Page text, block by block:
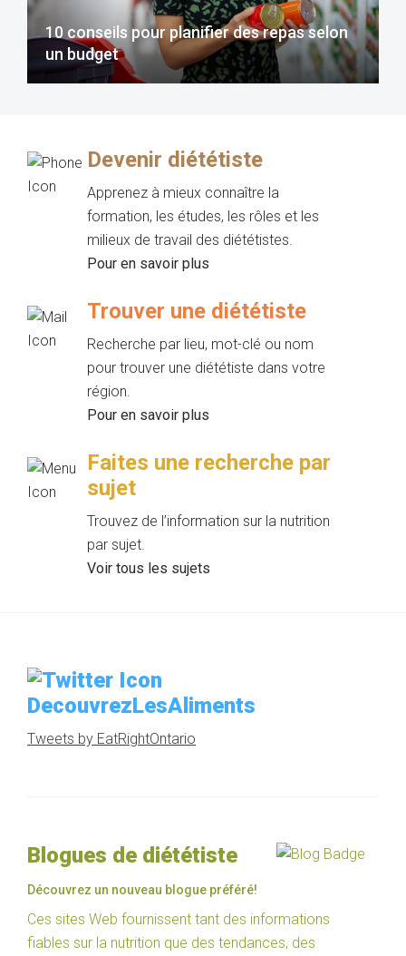
10 conseils pour planifier des repas selon
un budget
Devenir diététiste
Apprenez à mieux connaître la
formation, les études, les rôles et les
milieux de travail des diététistes.
Pour en savoir plus
Trouver une diététiste
Recherche par lieu, mot-clé ou nom
pour trouver une diététiste dans votre
région.
Pour en savoir plus
Faites une recherche par
sujet
Trouvez de l’information sur la nutrition
par sujet.
Voir tous les sujets
DecouvrezLesAliments
Tweets by EatRightOntario
Blogues de diététiste
Découvrez un nouveau blogue préféré!
Ces sites Web fournissent tant des informations
fiables sur la nutrition que des tendances, des